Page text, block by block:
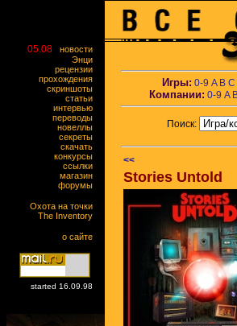
05.08
новости
Энци
рецензии
прохождения
скриншоты
статьи
интервью
переводы
новеллы
секреты
скачать
конкурсы
ссылки
магазин
форумы
Охота на точки
The Inventory
о сайте
started 16.09.98
Игры: 0-9 A B C
Компании: 0-9 A
Поиск:
<<
Stories Untold